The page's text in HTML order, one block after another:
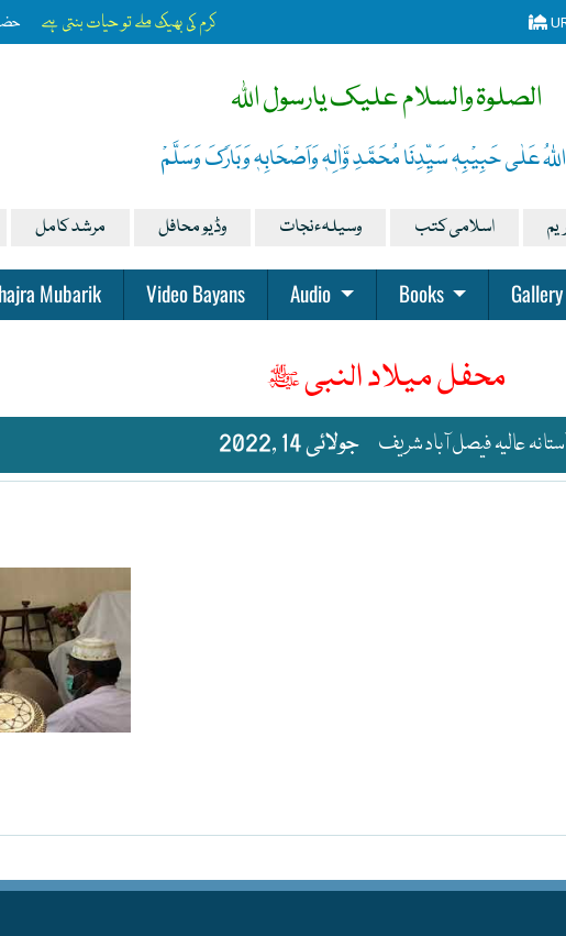
کرم کی بھیک ملے تو حیات بنتی ہے
الصلوۃ والسلام علیک یارسول اللہ
عَلٰی حَبِیْبِہٖ سَیِّدِنَا مُحَمَّدِ وَّاٰلِہٖ وَاَصْحَابِہٖ وَبَارَکَ وَسَلَّمْ
مرشد کامل وڈیو محافل وسیلہءنجات اسلامی کتب
Mubarik Video Bayans Audio Books Gallery
محفل میلاد النبی ﷺ
2022, 14 جولائی عالیہ فیصل آباد شریف